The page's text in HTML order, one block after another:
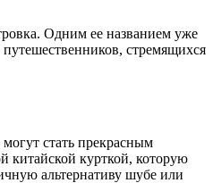
Одним ее названием уже
стремящихся
стать прекрасным
китайской курткой, которую
альтернативу шубе или